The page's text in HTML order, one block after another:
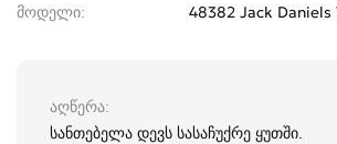
მოდელი 48382 Jack Daniels
აღწერა
სანთებელა დევს სასაჩუქრე ყუთში.